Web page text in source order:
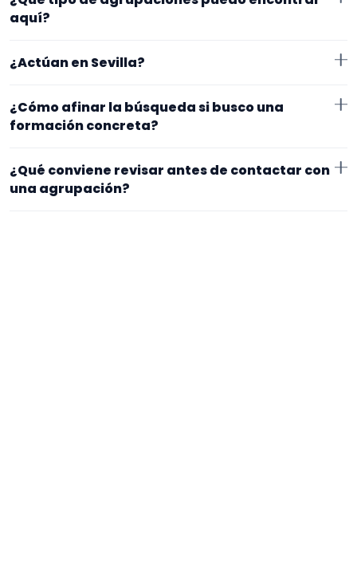
aquí?
de empresa. Conviene comparar repertorio, tamaño
¿Actúan en Sevilla?
trabajan en Sevilla. Algunos son de la zona y otros se
exacto, horarios y posibles gastos.
¿Cómo afinar la búsqueda si busco una
formación concreta?
Empieza por el tipo de evento y la zona. Si ya sabes el
formato que te encaja, usa el filtro de tipo de
agrupación para quedarte con opciones más
¿Qué conviene revisar antes de contactar con
una agrupación?